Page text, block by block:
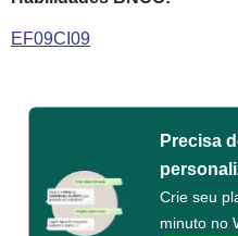
EF09CI09
Precisa
Crie seu
minuto no